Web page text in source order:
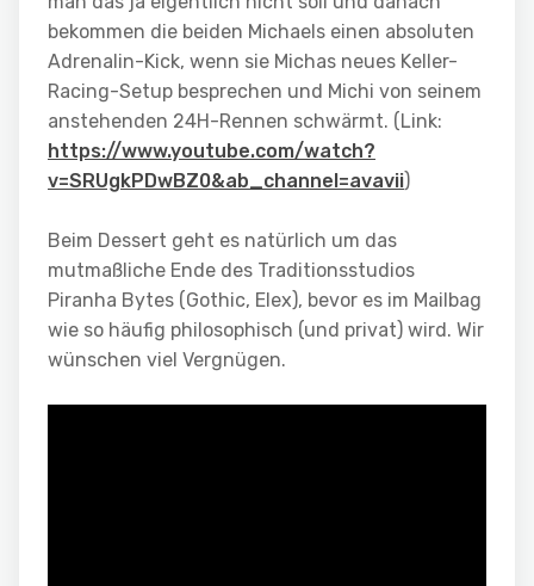
bekommen die beiden Michaels einen absoluten
Adrenalin-Kick, wenn sie Michas neues Keller-
Racing-Setup besprechen und Michi von seinem
anstehenden 24H-Rennen schwärmt. (Link:
https://www.youtube.com/watch?
v=SRUgkPDwBZ0&ab_channel=avavii)
Beim Dessert geht es natürlich um das
mutmaßliche Ende des Traditionsstudios
Piranha Bytes (Gothic, Elex), bevor es im Mailbag
wie so häufig philosophisch (und privat) wird. Wir
wünschen viel Vergnügen.